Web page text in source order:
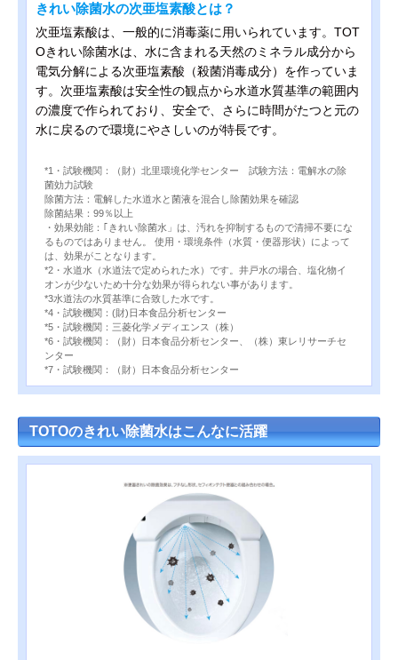
きれい除菌水の次亜塩素酸とは？
次亜塩素酸は、一般的に消毒薬に用いられています。TOT
Oきれい除菌水は、水に含まれる天然のミネラル成分から
電気分解による次亜塩素酸（殺菌消毒成分）を作っていま
す。次亜塩素酸は安全性の観点から水道水質基準の範囲内
の濃度で作られており、安全で、さらに時間がたつと元の
水に戻るので環境にやさしいのが特長です。
*1・試験機関：（財）北里環境化学センター 試験方法：電解水の除
菌効力試験
除菌方法：電解した水道水と菌液を混合し除菌効果を確認
除菌結果：99％以上
・効果効能：｢きれい除菌水」は、汚れを抑制するもので清掃不要にな
るものではありません。 使用・環境条件（水質・便器形状）によって
は、効果がことなります。
*2・水道水（水道法で定められた水）です。井戸水の場合、塩化物イ
オンが少ないため十分な効果が得られない事があります。
*3水道法の水質基準に合致した水です。
*4・試験機関：(財)日本食品分析センター
*5・試験機関：三菱化学メディエンス（株）
*6・試験機関：（財）日本食品分析センター、（株）東レリサーチセ
ンター
*7・試験機関：（財）日本食品分析センター
TOTOのきれい除菌水はこんなに活躍